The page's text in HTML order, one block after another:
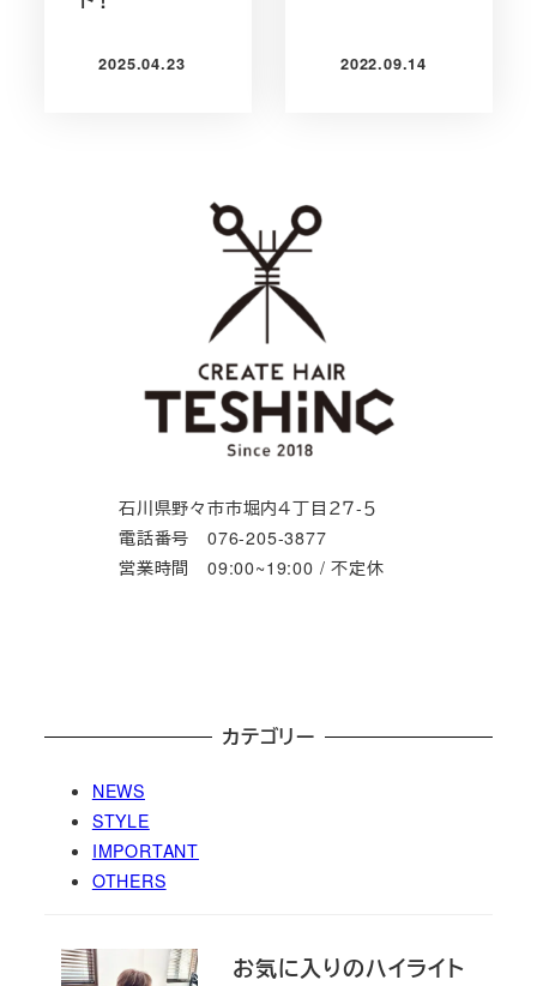
投稿日
2025.04.23
投稿日
2022.09.14
石川県野々市市堀内４丁目２７-５
電話番号 076-205-3877
営業時間 09:00~19:00 / 不定休
カテゴリー
NEWS
STYLE
IMPORTANT
OTHERS
お気に入りのハイライト